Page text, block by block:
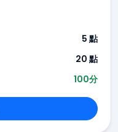
5 點
20 點
100分